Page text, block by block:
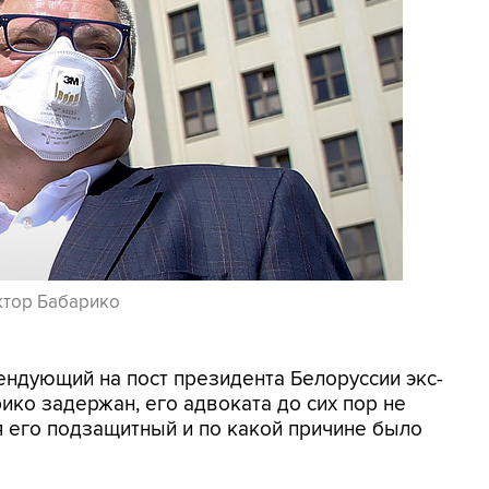
Бабарико
на пост президента Белоруссии экс-
задержан, его адвоката до сих пор не
его подзащитный и по какой причине было